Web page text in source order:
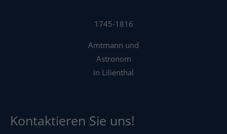
1745-1816
Amtmann und
Astronom
in Lilienthal
Kontaktieren Sie uns!